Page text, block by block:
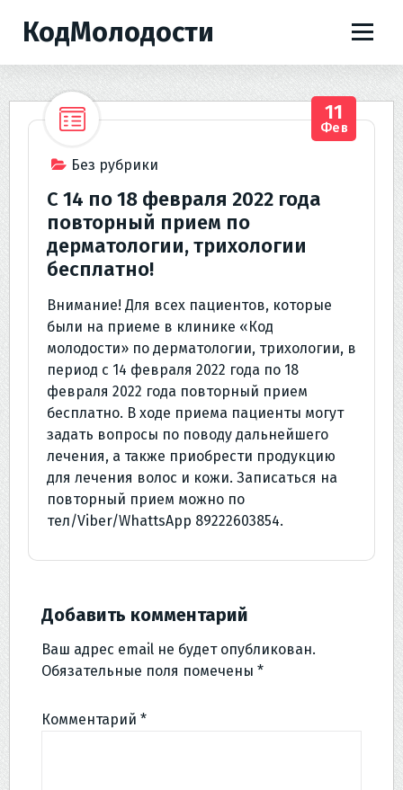
е
КодМолодости
Без рубрики
11
Фев
C 14 по 18 февраля 2022 года
повторный прием по
дерматологии, трихологии
бесплатно!
Внимание! Для всех пациентов, которые
были на приеме в клинике «Код
молодости» по дерматологии, трихологии, в
период с 14 февраля 2022 года по 18
февраля 2022 года повторный прием
бесплатно. В ходе приема пациенты могут
задать вопросы по поводу дальнейшего
лечения, а также приобрести продукцию
для лечения волос и кожи. Записаться на
повторный прием можно по
тел/Viber/WhattsApp 89222603854.
Добавить комментарий
Ваш адрес email не будет опубликован.
Обязательные поля помечены *
Комментарий *